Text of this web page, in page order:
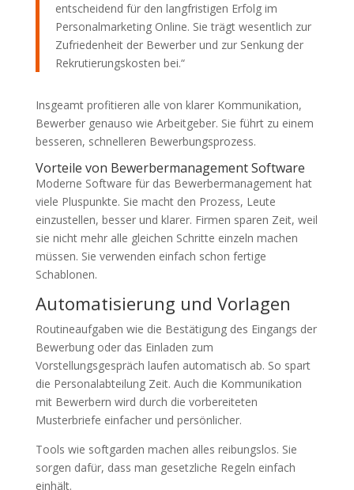
entscheidend für den langfristigen Erfolg im
Personalmarketing Online. Sie trägt wesentlich zur
Zufriedenheit der Bewerber und zur Senkung der
Rekrutierungskosten bei.“
Insgeamt profitieren alle von klarer Kommunikation,
Bewerber genauso wie Arbeitgeber. Sie führt zu einem
besseren, schnelleren Bewerbungsprozess.
Vorteile von Bewerbermanagement Software
Moderne Software für das Bewerbermanagement hat
viele Pluspunkte. Sie macht den Prozess, Leute
einzustellen, besser und klarer. Firmen sparen Zeit, weil
sie nicht mehr alle gleichen Schritte einzeln machen
müssen. Sie verwenden einfach schon fertige
Schablonen.
Automatisierung und Vorlagen
Routineaufgaben wie die Bestätigung des Eingangs der
Bewerbung oder das Einladen zum
Vorstellungsgespräch laufen automatisch ab. So spart
die Personalabteilung Zeit. Auch die Kommunikation
mit Bewerbern wird durch die vorbereiteten
Musterbriefe einfacher und persönlicher.
Tools wie softgarden machen alles reibungslos. Sie
sorgen dafür, dass man gesetzliche Regeln einfach
einhält.